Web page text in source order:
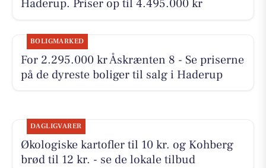
Haderup. Priser op til 4.495.000 kr
BOLIGMARKED
For 2.295.000 kr Åskrænten 8 - Se priserne
på de dyreste boliger til salg i Haderup
DAGLIGVARER
Økologiske kartofler til 10 kr. og Kohberg
brød til 12 kr. - se de lokale tilbud